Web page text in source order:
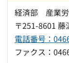
経済部 産業
〒251-8601
電話番号：
ファクス：